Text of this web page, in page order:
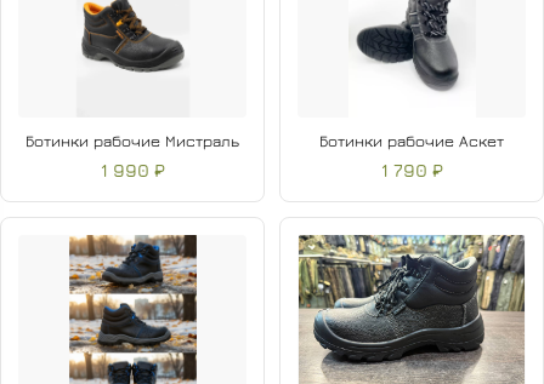
Ботинки рабочие Мистраль
1 990 ₽
Ботинки рабочие Аскет
1 790 ₽